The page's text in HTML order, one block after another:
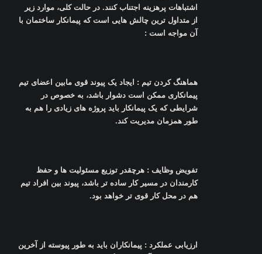
اشتباهات پرهزینه اجتناب کنند. در حالت کلی، موارد زیر
از متداول ترین چالش هایی است که پیمانکار ساختمان با
آن مواجه است :
هماهنگ کردن تیم : ایجاد یک پیوند قوی مابین اعضای تیم
پیمانکاری ممکن است دشوار باشد، به خصوص در
شرایطی که یک پیمانکار باید پروژه های زیادی را هم به
طور همزمان مدیریت کند.
تفویض وظایف : هرچقدر توزیع مسئولیت ها و حفظ
کارمندان در مسیر کار ساده تر باشد، پیوند بین افراد تیم
هم در محل کار قوی تر خواهد بود.
ارزیابی عملکرد : پیمانکاران باید به طور پیوسته از آخرین